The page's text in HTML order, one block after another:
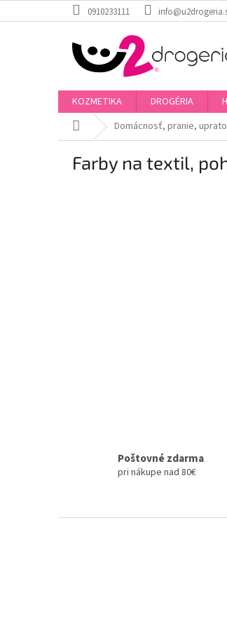
na
0910233111
KOZMETIKA DROGÉRIA
DomovDomácnosť, pranie,
Farby na textil,
Poštovné zdarma
pri nákupe nad 80€